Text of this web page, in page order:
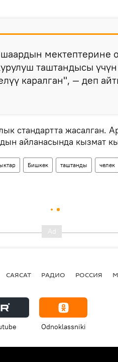
мектептерине
таштандысы
каралган", — деп
стандартта жасалган.
айланасында кызмат
Бишкек таштанды челек
САЯСАТ РАДИО РОССИЯ
Odnoklassniki